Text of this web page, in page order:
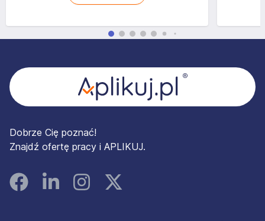
Dobrze Cię poznać!
Znajdź ofertę pracy i APLIKUJ.
FacebookLinked InInstagramInstagram